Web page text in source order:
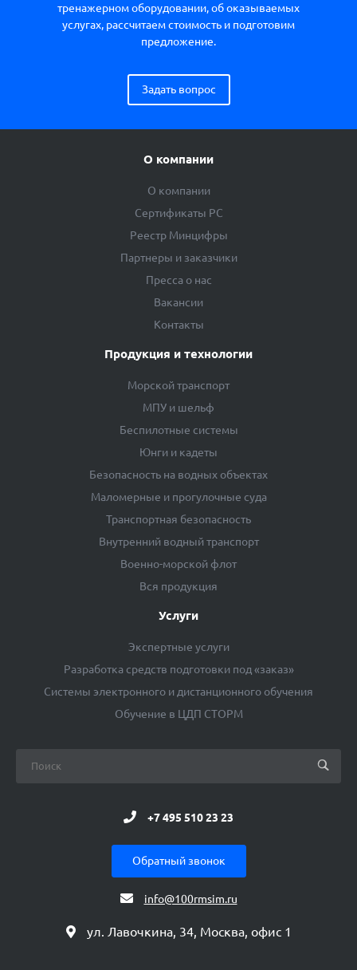
тренажерном оборудовании, об оказываемых
услугах, рассчитаем стоимость и подготовим
предложение.
Задать вопрос
О компании
О компании
Сертификаты РС
Реестр Минцифры
Партнеры и заказчики
Пресса о нас
Вакансии
Контакты
Продукция и технологии
Морской транспорт
МПУ и шельф
Беспилотные системы
Юнги и кадеты
Безопасность на водных объектах
Маломерные и прогулочные суда
Транспортная безопасность
Внутренний водный транспорт
Военно-морской флот
Вся продукция
Услуги
Экспертные услуги
Разработка средств подготовки под «заказ»
Системы электронного и дистанционного обучения
Обучение в ЦДП СТОРМ
+7 495 510 23 23
Обратный звонок
info@100rmsim.ru
ул. Лавочкина, 34, Москва, офис 1